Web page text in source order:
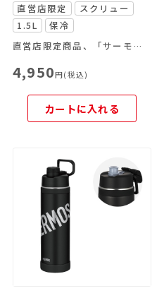
直営店限定
スクリュー
1.5L
保冷
直営店限定商品、「サーモス スタイリングシリーズ LOGO」
4,950円(税込)
カートに入れる